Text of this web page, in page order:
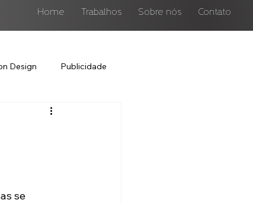
Home Trabalhos Sobre nós Contato
Design Publicidade
se